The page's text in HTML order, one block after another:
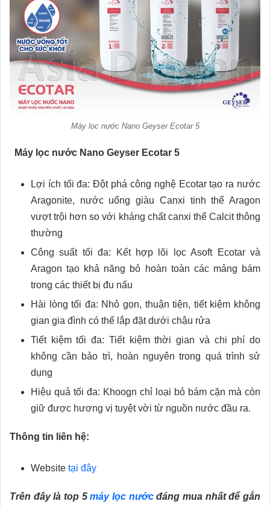
Máy lọc nước Nano Geyser Ecotar 5
Máy lọc nước Nano Geyser Ecotar 5
Lợi ích tối đa: Đột phá công nghệ Ecotar tạo ra nước
Aragonite, nước uống giàu Canxi tinh thể Aragon
vượt trội hơn so với kháng chất canxi thể Calcit thông
thường
Công suất tối đa: Kết hợp lõi lọc Asoft Ecotar và
Aragon tạo khả năng bỏ hoàn toàn các mảng bám
trong các thiết bị đu nấu
Hài lòng tối đa: Nhỏ gọn, thuận tiện, tiết kiệm không
gian gia đình có thể lắp đặt dưới chậu rửa
Tiết kiệm tối đa: Tiết kiệm thời gian và chi phí do
không cần bảo trì, hoàn nguyên trong quá trình sử
dụng
Hiệu quả tối đa: Khoogn chỉ loại bỏ bám cặn mà còn
giữ được hương vị tuyệt vời từ nguồn nước đầu ra.
Thông tin liên hệ:
Website tại đây
Trên đây là top 5máy lọc nướcđáng mua nhất để gắn